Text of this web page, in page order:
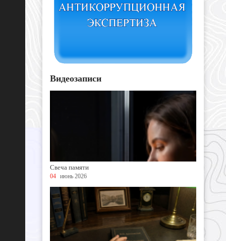
Видеозаписи
Свеча памяти
04 июнь 2026